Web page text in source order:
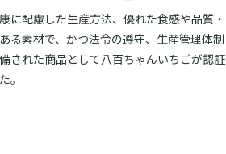
に配慮した生産方法、優れた食感や品質・
る素材で、かつ法令の遵守、生産管理体制
された商品として八百ちゃんいちごが認証
。